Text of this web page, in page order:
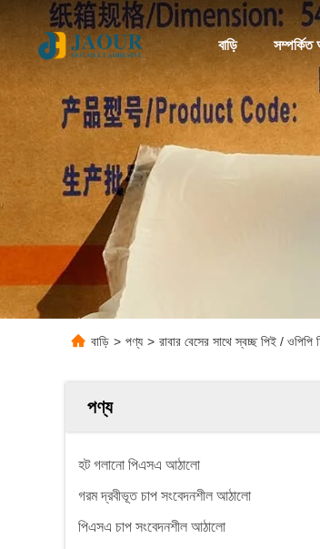
বাড়ি
বাড়ি > পণ্য > রাবার বেসের সাথে স্বচ্ছ পিই /
পণ্য
হট গলানো পিএসএ আঠালো
গরম দ্রবীভূত চাপ সংবেদনশীল আঠালো
পিএসএ চাপ সংবেদনশীল আঠালো